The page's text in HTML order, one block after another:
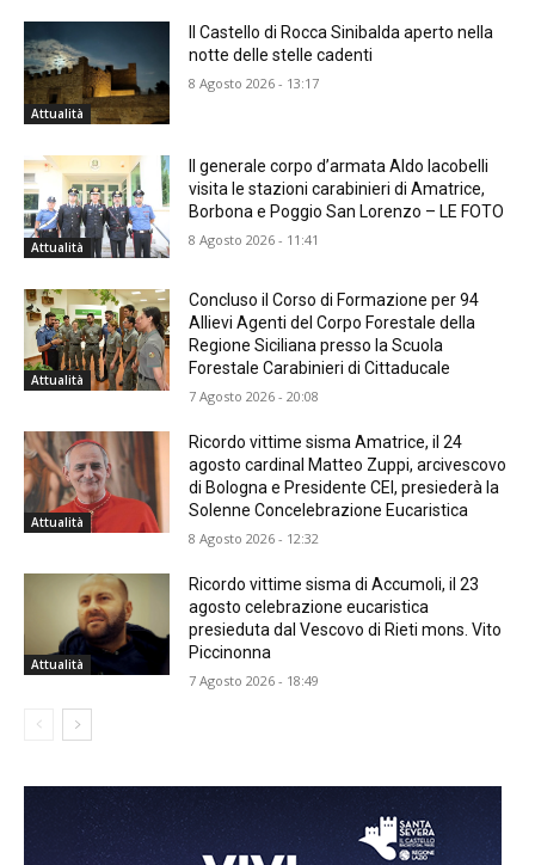
Attualità
Il Castello di Rocca Sinibalda aperto nella
notte delle stelle cadenti
8 Agosto 2026 - 13:17
Attualità
Il generale corpo d’armata Aldo Iacobelli
visita le stazioni carabinieri di Amatrice,
Borbona e Poggio San Lorenzo – LE FOTO
8 Agosto 2026 - 11:41
Attualità
Concluso il Corso di Formazione per 94
Allievi Agenti del Corpo Forestale della
Regione Siciliana presso la Scuola
Forestale Carabinieri di Cittaducale
7 Agosto 2026 - 20:08
Attualità
Ricordo vittime sisma Amatrice, il 24
agosto cardinal Matteo Zuppi, arcivescovo
di Bologna e Presidente CEI, presiederà la
Solenne Concelebrazione Eucaristica
8 Agosto 2026 - 12:32
Attualità
Ricordo vittime sisma di Accumoli, il 23
agosto celebrazione eucaristica
presieduta dal Vescovo di Rieti mons. Vito
Piccinonna
7 Agosto 2026 - 18:49